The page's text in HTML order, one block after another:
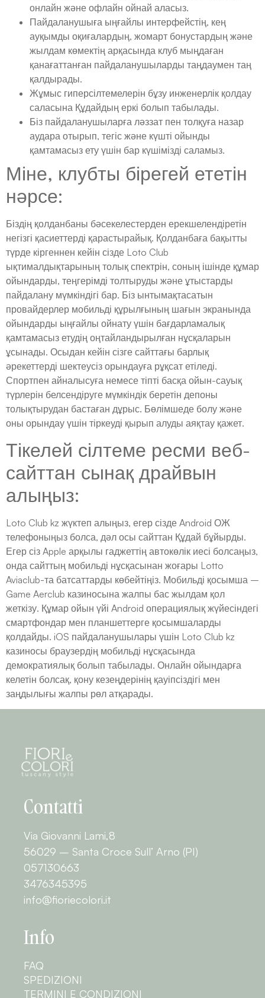
онлайн және офлайн ойнай аласыз.
Пайдаланушыға ыңғайлы интерфейстің, кең
ауқымды оқиғалардың, жомарт бонустардың және
жылдам көмектің арқасында клуб мыңдаған
қанағаттанған пайдаланушыларды таңдаумен таң
қалдырады.
Жұмыс гиперсілтемелерін бұзу инженерлік қолдау
саласына Құдайдың еркі болып табылады.
Біз пайдаланушыларға ләззат пен толқуға назар
аудара отырып, тегіс және күшті ойынды
қамтамасыз ету үшін бар күшімізді саламыз.
Міне, клубты бірегей ететін
нәрсе:
Біздің қолданбаны бәсекелестерден ерекшелендіретін
негізгі қасиеттерді қарастырайық. Қолданбаға бақытты
түрде кіргеннен кейін сізде Loto Club
ықтималдықтарының толық спектрін, соның ішінде құмар
ойындарды, теңгерімді толтыруды және ұтыстарды
пайдалану мүмкіндігі бар. Біз ынтымақтасатын
провайдерлер мобильді құрылғының шағын экранында
ойындарды ыңғайлы ойнату үшін бағдарламалық
қамтамасыз етудің оңтайландырылған нұсқаларын
ұсынады. Осыдан кейін сізге сайттағы барлық
әрекеттерді шектеусіз орындауға рұқсат етіледі.
Спортпен айналысуға немесе тіпті басқа ойын-сауық
түрлерін белсендіруге мүмкіндік беретін депоны
толықтырудан бастаған дұрыс. Бөлімшеде болу және
оны орындау үшін тіркеуді қырып алуды аяқтау қажет.
Тікелей сілтеме ресми веб-
сайттан сынақ драйвын
алыңыз:
Loto Club kz жүктеп алыңыз, егер сізде Android ОЖ
телефоныңыз болса, дәл осы сайттан Құдай бұйырды.
Егер сіз Apple арқылы гаджеттің автокөлік иесі болсаңыз,
онда сайттың мобильді нұсқасынан жоғары Lotto
Aviaclub-та батсаттарды көбейтіңіз. Мобильді қосымша –
Game Aerclub казиносына жалпы бас жылдам қол
жеткізу. Құмар ойын үйі Android операциялық жүйесіндегі
смартфондар мен планшеттерге қосымшаларды
қолдайды. iOS пайдаланушылары үшін Loto Club kz
казиносы браузердің мобильді нұсқасында
демократиялық болып табылады. Онлайн ойындарға
келетін болсақ, қону кезеңдерінің қауіпсіздігі мен
заңдылығы жалпы рөл атқарады.
Contatti
Via Giovanni Lami,8
56029 – Santa Croce Sull’ Arno (PI)
057130663
3476345395
info@fioriecolori.it
Info
FAQ
SPEDIZIONI
TERMINI E CONDIZIONI